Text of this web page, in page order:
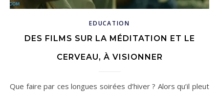
EDUCATION
DES FILMS SUR LA MÉDITATION ET LE
CERVEAU, À VISIONNER
Que faire par ces longues soirées d’hiver ? Alors qu’il pleut